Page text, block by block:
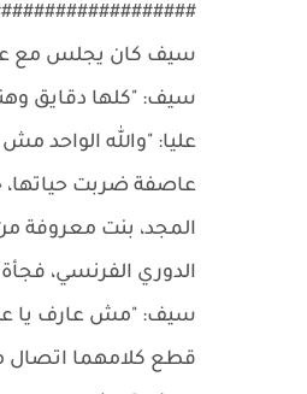
سيف كان يجلس مع
سيف: "كلها دقايق
عليا: "والله الواحد
عاصفة ضربت حياتها،
المجد، بنت معروفة
الدوري الفرنسي،
سيف: "مش عارف يا
قطع كلامهما اتصال